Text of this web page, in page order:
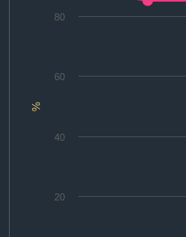
%
20
40
60
80